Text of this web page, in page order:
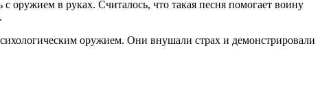
оружием в руках. Считалось, что такая песня помогает воину
оружием. Они внушали страх и демонстрировали